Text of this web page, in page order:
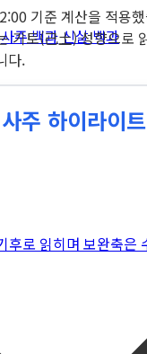
사주 백과신살 백과
기준 계산을 적용
기토(己土) 성향으로
다.
주 하이라이트
후로 읽히며 보완축은